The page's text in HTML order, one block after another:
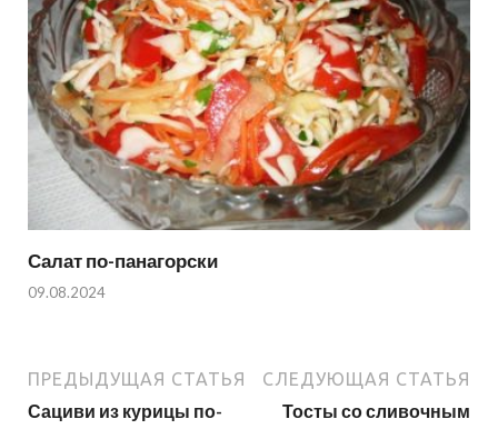
Салат по-панагорски
09.08.2024
ПРЕДЫДУЩАЯ СТАТЬЯ
Сациви из курицы по-
СЛЕДУЮЩАЯ СТАТЬЯ
Тосты со сливочным